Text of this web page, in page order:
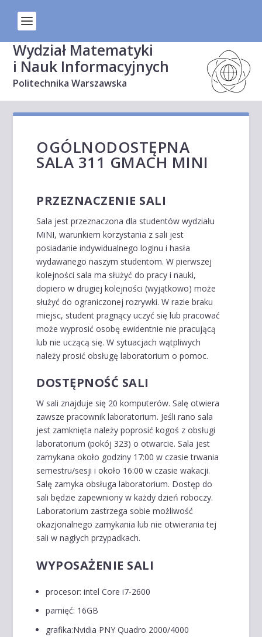
Wydział Matematyki
i Nauk Informacyjnych
Politechnika Warszawska
OGÓLNODOSTĘPNA
SALA 311 GMACH MINI
PRZEZNACZENIE SALI
Sala jest przeznaczona dla studentów wydziału
MiNI, warunkiem korzystania z sali jest
posiadanie indywidualnego loginu i hasła
wydawanego naszym studentom. W pierwszej
kolejności sala ma służyć do pracy i nauki,
dopiero w drugiej kolejności (wyjątkowo) może
służyć do ograniczonej rozrywki. W razie braku
miejsc, student pragnący uczyć się lub pracować
może wyprosić osobę ewidentnie nie pracującą
lub nie uczącą się. W sytuacjach wątpliwych
należy prosić obsługę laboratorium o pomoc.
DOSTĘPNOŚĆ SALI
W sali znajduje się 20 komputerów. Salę otwiera
zawsze pracownik laboratorium. Jeśli rano sala
jest zamknięta należy poprosić kogoś z obsługi
laboratorium (pokój 323) o otwarcie. Sala jest
zamykana około godziny 17:00 w czasie trwania
semestru/sesji i około 16:00 w czasie wakacji.
Salę zamyka obsługa laboratorium. Dostęp do
sali będzie zapewniony w każdy dzień roboczy.
Laboratorium zastrzega sobie możliwość
okazjonalnego zamykania lub nie otwierania tej
sali w nagłych przypadkach.
WYPOSAŻENIE SALI
procesor: intel Core i7-2600
pamięć: 16GB
grafika:Nvidia PNY Quadro 2000/4000